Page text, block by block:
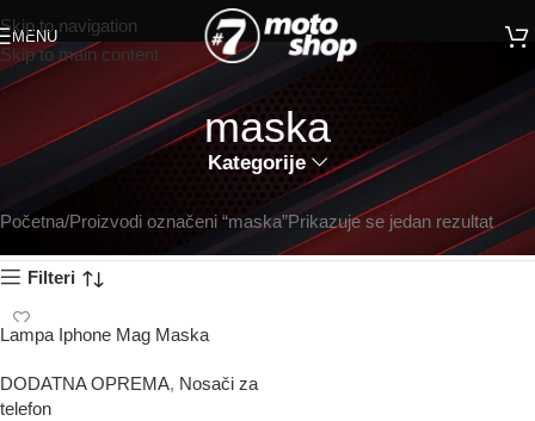
Skip to navigation
Skip to main content
MENU
maska
Kategorije
Početna Proizvodi označeni “maska”Prikazuje se jedan rezultat
Filteri
Lampa Iphone Mag Maska
DODATNA OPREMA, Nosači za
telefon